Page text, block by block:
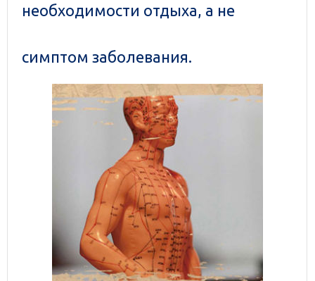
необходимости отдыха, а не
симптом заболевания.